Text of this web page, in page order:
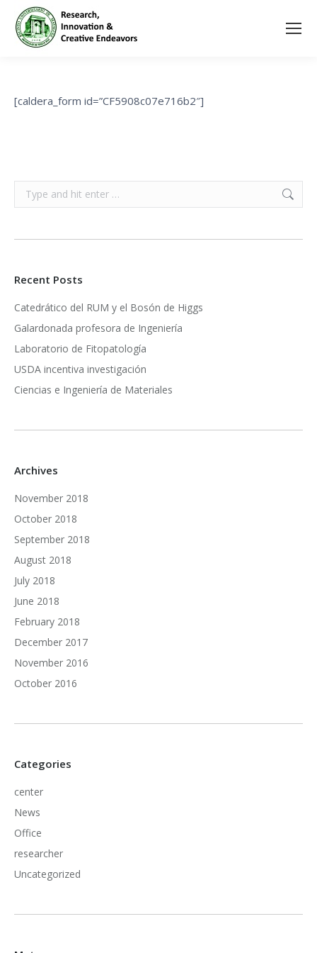
[caldera_form id=”CF5908c07e716b2″]
Search:
Recent Posts
Catedrático del RUM y el Bosón de Higgs
Galardonada profesora de Ingeniería
Laboratorio de Fitopatología
USDA incentiva investigación
Ciencias e Ingeniería de Materiales
Archives
November 2018
October 2018
September 2018
August 2018
July 2018
June 2018
February 2018
December 2017
November 2016
October 2016
Categories
center
News
Office
researcher
Uncategorized